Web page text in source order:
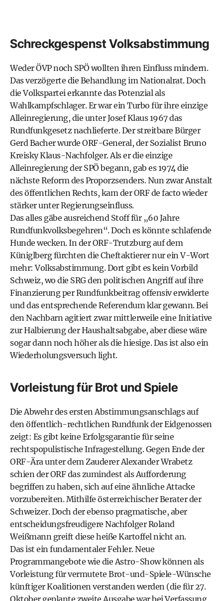
Schreckgespenst Volksabstimmung
Weder ÖVP noch SPÖ wollten ihren Einfluss mindern.
Das verzögerte die Behandlung im Nationalrat. Doch
die Volkspartei erkannte das Potenzial als
Wahlkampfschlager. Er war ein Turbo für ihre einzige
Alleinregierung, die unter Josef Klaus 1967 das
Rundfunkgesetz nachlieferte. Der streitbare Bürger
Gerd Bacher wurde ORF-General, der Sozialist Bruno
Kreisky Klaus-Nachfolger. Als er die einzige
Alleinregierung der SPÖ begann, gab es 1974 die
nächste Reform des Proporzsenders. Nun zwar Anstalt
des öffentlichen Rechts, kam der ORF de facto wieder
stärker unter Regierungseinfluss.
Das alles gäbe ausreichend Stoff für „60 Jahre
Rundfunkvolksbegehren“. Doch es könnte schlafende
Hunde wecken. In der ORF-Trutzburg auf dem
Küniglberg fürchten die Cheftaktierer nur ein V-Wort
mehr: Volksabstimmung. Dort gibt es kein Vorbild
Schweiz, wo die SRG den politischen Angriff auf ihre
Finanzierung per Rundfunkbeitrag offensiv erwiderte
und das entsprechende Referendum klar gewann. Bei
den Nachbarn agitiert zwar mittlerweile eine Initiative
zur Halbierung der Haushaltsabgabe, aber diese wäre
sogar dann noch höher als die hiesige. Das ist also ein
Wiederholungsversuch light.
Vorleistung für Brot und Spiele
Die Abwehr des ersten Abstimmungsanschlags auf
den öffentlich-rechtlichen Rundfunk der Eidgenossen
zeigt: Es gibt keine Erfolgsgarantie für seine
rechtspopulistische Infragestellung. Gegen Ende der
ORF-Ära unter dem Zauderer Alexander Wrabetz
schien der ORF das zumindest als Aufforderung
begriffen zu haben, sich auf eine ähnliche Attacke
vorzubereiten. Mithilfe österreichischer Berater der
Schweizer. Doch der ebenso pragmatische, aber
entscheidungsfreudigere Nachfolger Roland
Weißmann greift diese heiße Kartoffel nicht an.
Das ist ein fundamentaler Fehler. Neue
Programmangebote wie die Astro-Show können als
Vorleistung für vermutete Brot-und-Spiele-Wünsche
künftiger Koalitionen verstanden werden (die für 27.
Oktober geplante zweite Ausgabe war bei Verfassung